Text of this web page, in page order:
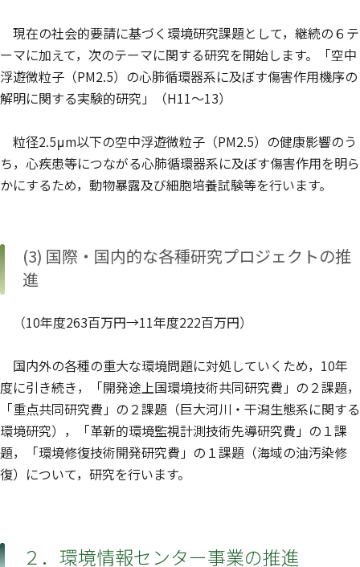
現在の社会的要請に基づく環境研究課題として，継続の６テ
ーマに加えて，次のテーマに関する研究を開始します。「空中
浮遊微粒子（PM2.5）の心肺循環器系に及ぼす傷害作用機序の
解明に関する実験的研究」（H11〜13）
粒径2.5μm以下の空中浮遊微粒子（PM2.5）の健康影響のう
ち，心疾患等につながる心肺循環器系に及ぼす傷害作用を明ら
かにするため，動物暴露及び細胞培養試験等を行います。
(3) 国際・国内的な各種研究プロジェクトの推
進
（10年度263百万円→11年度222百万円）
国内外の各種の重大な環境問題に対処していくため，10年
度に引き続き，「開発途上国環境技術共同研究費」の２課題，
「重点共同研究費」の２課題（巨大河川・干潟生態系に関する
環境研究），「革新的環境監視計測技術先導研究費」の１課
題，「環境修復技術開発研究費」の１課題（海域の油汚染修
復）について，研究を行います。
２．環境情報センター事業の推進